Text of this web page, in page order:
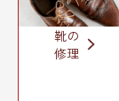
靴の
修理